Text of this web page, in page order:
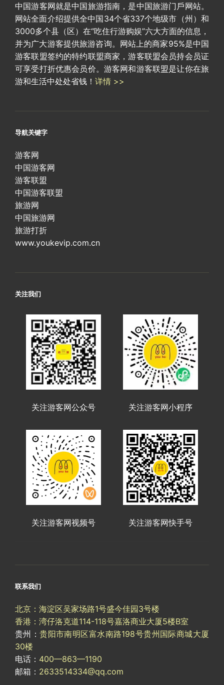
中国游客网就是中国旅游指南，是中国旅游门戶网站。
网站全面介绍提供全中国34个省337个地级市（州）和
3000多个县（区）在“吃住行游购娱”六大方面的信息，
并为广大游客提供旅游咨询。网站上的商家95%是中国
游客联盟签约的特约联盟商家，游客联盟会员持会员证
可享受打折优惠会员价。游客网和游客联盟是让你在旅
游和生活中处处省钱！ 详情 >>
导航关键字
游客网
中国游客网
游客联盟
中国游客联盟
旅游网
中国旅游网
旅游打折
www.youkevip.com.cn
关注我们
关注游客网公众号 关注游客网小程序
关注游客网视频号 关注游客网快手号
联系我们
北京：海淀区吴家场路1号盛今佳园3号楼
香港：湾仔洛克道114-118号嘉洛商业大厦5楼B室
贵州：贵阳市南明区富水南路198号贵州国际商城大厦
30楼
电话： 400—863—1190
邮箱： 2633514334@qq.com